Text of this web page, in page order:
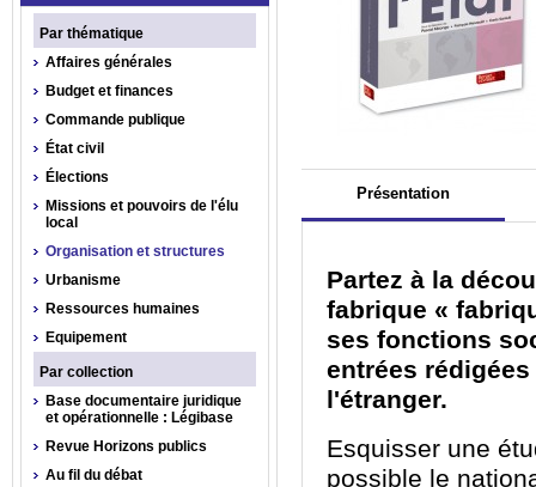
Présentation
Partez à la
fabrique «
ses fonctions
entrées
l'étranger.
Esquisser une
possible le
Par thématique
Affaires générales
Budget et finances
Commande publique
État civil
Élections
Missions et pouvoirs de l'élu
local
Organisation et structures
Urbanisme
Ressources humaines
Equipement
Par collection
Base documentaire juridique
et opérationnelle : Légibase
Revue Horizons publics
Au fil du débat